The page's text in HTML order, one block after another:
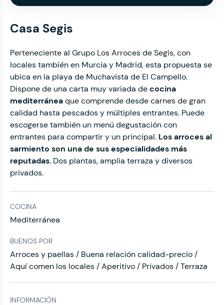
Casa Segis
Perteneciente al Grupo Los Arroces de Segis, con
locales también en Murcia y Madrid, esta propuesta se
ubica en la playa de Muchavista de El Campello.
Dispone de una carta muy variada decocina
mediterráneaque comprende desde carnes de gran
calidad hasta pescados y múltiples entrantes. Puede
escogerse también un menú degustación con
entrantes para compartir y un principal. Los arroces al
sarmiento son una de sus especialidades más
reputadas. Dos plantas, amplia terraza y diversos
privados.
COCINA
Mediterránea
BUENOS POR
Arroces y paellas / Buena relación calidad-precio /
Aquí comen los locales / Aperitivo / Privados / Terraza
INFORMACIÓN